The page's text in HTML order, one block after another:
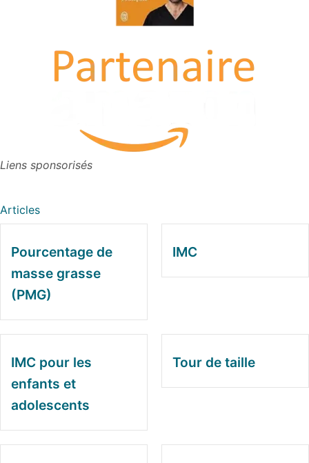
Liens sponsorisés
Articles
Pourcentage de
masse grasse
(PMG)
IMC
IMC pour les
enfants et
adolescents
Tour de taille